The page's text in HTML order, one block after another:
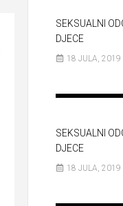
SEKSUALNI
DJECE
18 JULA, 2019
SEKSUALNI
DJECE
18 JULA, 2019